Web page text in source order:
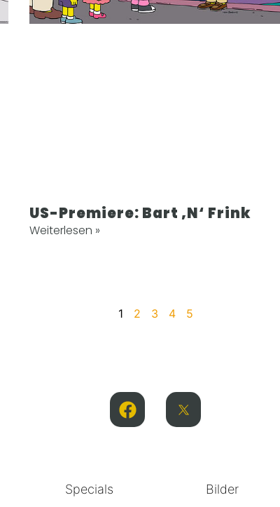
US-Premiere: Bart ‚N‘ Frink
Weiterlesen »
1 2 3 4 5
Specials Bilder